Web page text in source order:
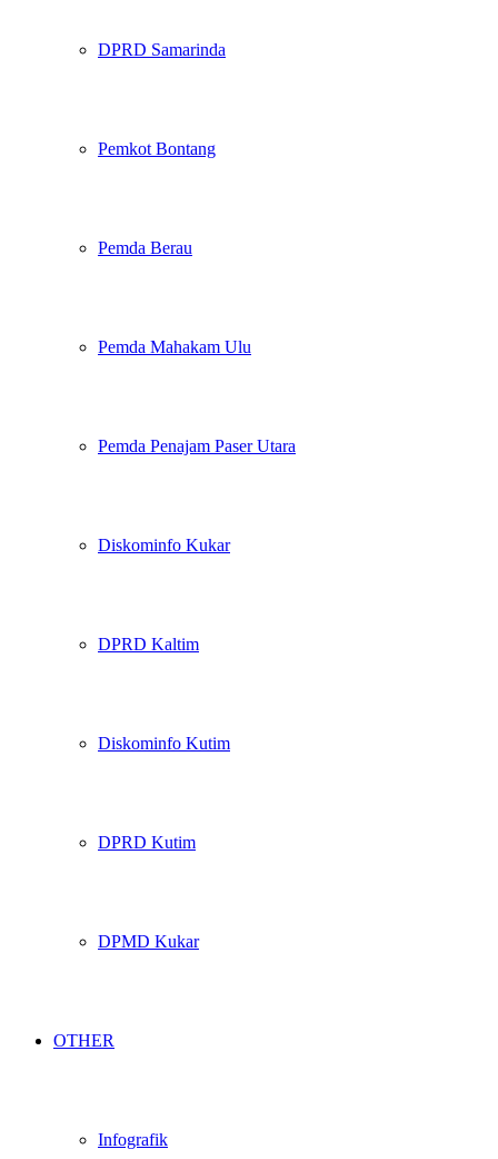
DPRD Samarinda
Pemkot Bontang
Pemda Berau
Pemda Mahakam Ulu
Pemda Penajam Paser Utara
Diskominfo Kukar
DPRD Kaltim
Diskominfo Kutim
DPRD Kutim
DPMD Kukar
OTHER
Infografik